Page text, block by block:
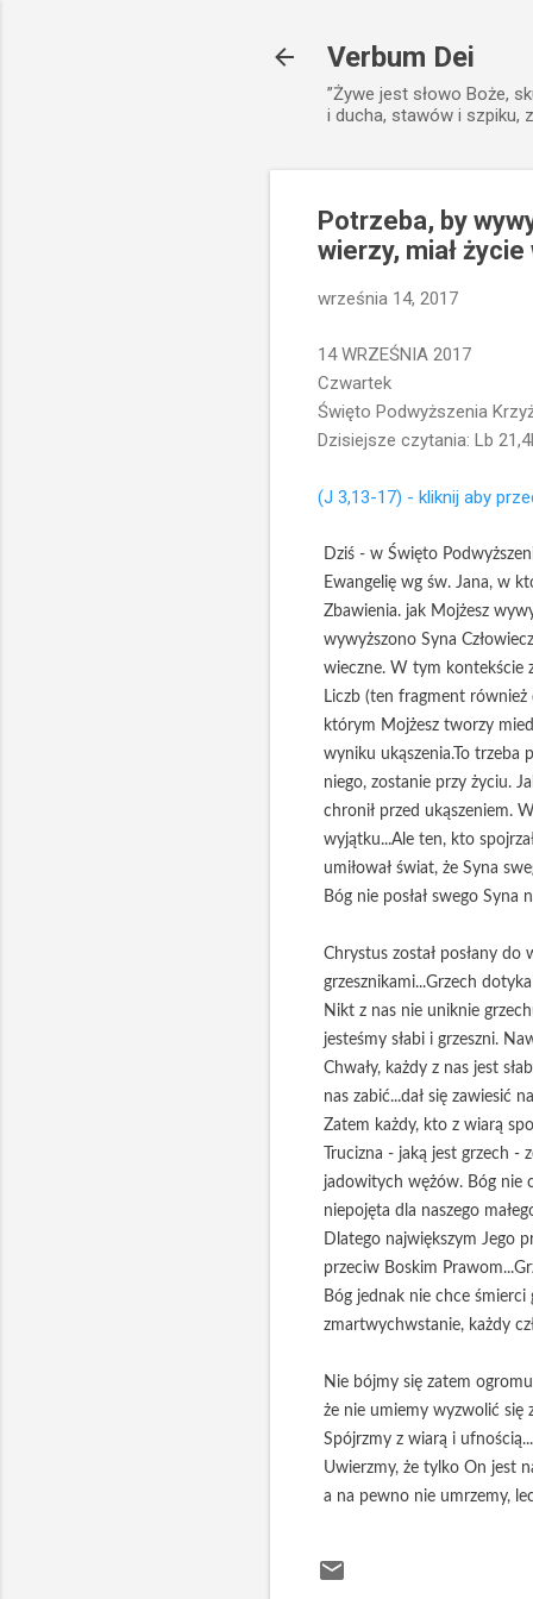
Verbum Dei
”Żywe jest słowo Boże,
i ducha, stawów i szpiku,
Potrzeba, by
wierzy, miał
września 14, 2017
14 WRZEŚNIA 2017
Czwartek
Święto Podwyższenia
Dzisiejsze czytania: Lb
(J 3,13-17) - kliknij aby
Dziś - w Święto
Ewangelię wg św. Jana, w
Zbawienia. jak Mojżesz
wywyższono Syna
wieczne. W tym kontekście
Liczb (ten fragment
którym Mojżesz tworzy
wyniku ukąszenia.To trzeba
niego, zostanie przy życiu.
chronił przed ukąszeniem.
wyjątku...Ale ten, kto
umiłował świat, że Syna
Bóg nie posłał swego
Chrystus został posłany do
grzesznikami...Grzech
Nikt z nas nie uniknie
jesteśmy słabi i grzeszni.
Chwały, każdy z nas jest
nas zabić...dał się zawiesić
Zatem każdy, kto z wiarą
Trucizna - jaką jest grzech
jadowitych wężów. Bóg nie
niepojęta dla naszego
Dlatego największym Jego
przeciw Boskim
Bóg jednak nie chce śmierci
zmartwychwstanie, każdy
Nie bójmy się zatem
że nie umiemy wyzwolić się
Spójrzmy z wiarą i
Uwierzmy, że tylko On jest
a na pewno nie umrzemy,